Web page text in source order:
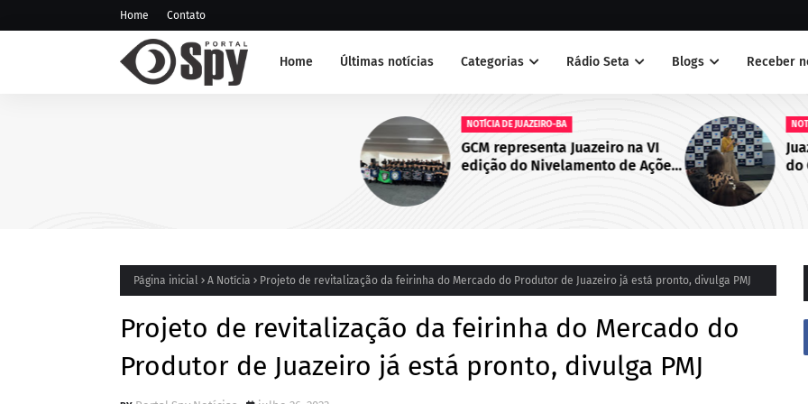
Home Contato
Home Últimas notícias Categorias Rádio Seta Blogs Receber
GCM representa Juazeiro na VI
edição do Nivelamento de Ações
Táticas (NAT-ROMU), em Cabo de
NOTÍCIAS
Juazeiro sedia primeiro encontro
do Cegras e fortalece integração
da saúde na Macrorregião Norte
Página inicial A Notícia Projeto de revitalização da feirinha do Mercado do Produtor de Juazeiro já está pronto, divulga PMJ
Projeto de revitalização da feirinha do Mercado do
Produtor de Juazeiro já está pronto, divulga PMJ